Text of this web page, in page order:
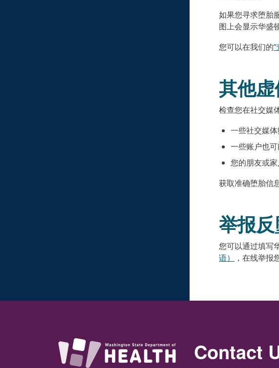
如果您寻求堕胎
图上会显示华盛
您可以在我们的
其他
检查您在社交媒
一些社交媒
一些账户也可
您的朋友或
获取准确堕胎信
举报
您可以通过填写
语）
，在线举报
Contact